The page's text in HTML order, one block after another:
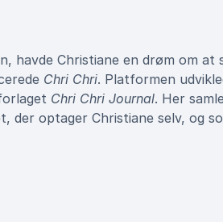
havde Christiane en drøm om at
Chri Chri. Platformen
Chri Chri Journal. Her
der optager Christiane selv, og